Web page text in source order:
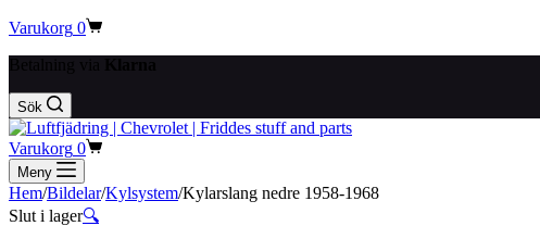
Varukorg 0
Sök
Varukorg 0
Meny
Hem/Bildelar/Kylsystem/Kylarslang nedre 1958-1968
Slut i lager🔍